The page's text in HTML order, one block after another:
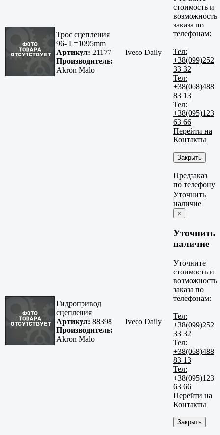
Трос сцепления
96- L=1095mm
Артикул: 21177
Производитель:
Akron Malo
Iveco Daily
стоимость и
возможность
заказа по
телефонам:
Тел:
+38(099)252
33 32
Тел:
+38(068)488
83 13
Тел:
+38(095)123
63 66
Перейти на
Контакты
Закрыть
Предзаказ
по телефону
Гидропривод
сцепления
Артикул: 88398
Производитель:
Akron Malo
Iveco Daily
Уточнить
наличие
×
Уточнить
наличие
Уточните
стоимость и
возможность
заказа по
телефонам:
Тел:
+38(099)252
33 32
Тел:
+38(068)488
83 13
Тел:
+38(095)123
63 66
Перейти на
Контакты
Закрыть